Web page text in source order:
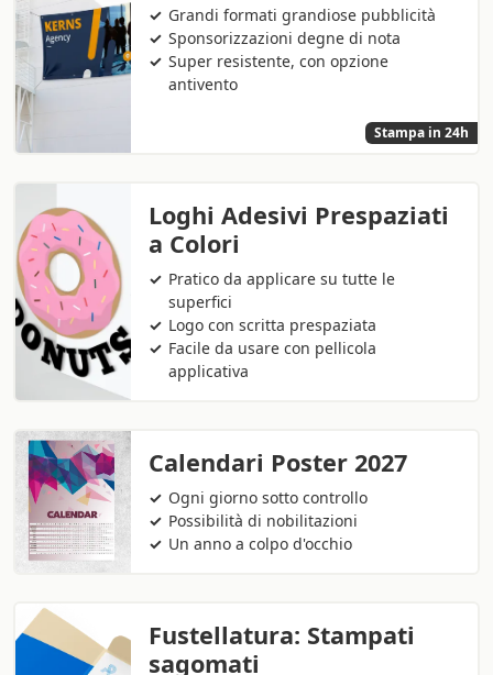
Grandi formati grandiose pubblicità
Sponsorizzazioni degne di nota
Super resistente, con opzione
antivento
Stampa in 24h
Loghi Adesivi Prespaziati
a Colori
Pratico da applicare su tutte le
superfici
Logo con scritta prespaziata
Facile da usare con pellicola
applicativa
Calendari Poster 2027
Ogni giorno sotto controllo
Possibilità di nobilitazioni
Un anno a colpo d'occhio
Fustellatura: Stampati
sagomati